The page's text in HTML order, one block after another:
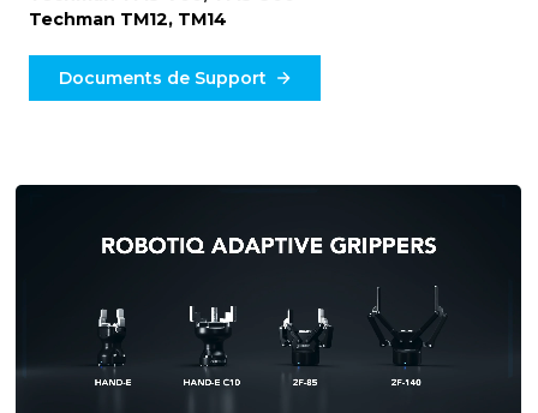
Techman TM12, TM14
Documents de Support